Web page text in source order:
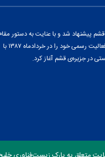
پیشنهاد شد و با عنایت به دستور
معظم رهبری و پس از ارائه‌ی گزارشی از پتانسیل‌های منطقه، این پارک فعالیت رسمی خود را در خردادماه ۱۳۸۷ با
در جزیره‌ی قشم آغاز کرد.